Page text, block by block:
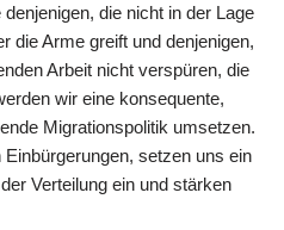
die nicht in der Lage
die Arme greift und denjenigen,
Arbeit nicht verspüren, die
wir eine konsequente,
Migrationspolitik umsetzen.
setzen uns ein
Verteilung ein und stärken